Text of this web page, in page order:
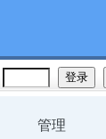
管理